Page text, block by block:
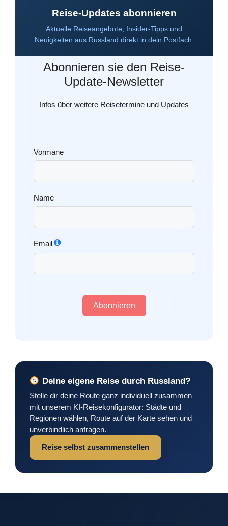
Reise-Updates abonnieren
Aktuelle Reiseangebote, Insider-Tipps und
Neuigkeiten aus Russland direkt in dein Postfach.
Abonnieren sie den Reise-
Update-Newsletter
Infos über weitere Reisetermine und Updates
Vormane
Name
Email
Abonnieren
Deine eigene Reise durch Russland?
Stelle dir deine Route ganz individuell zusammen –
mit unserem KI-Reisekonfigurator: Städte und
Regionen wählen, Route auf der Karte sehen und
unverbindlich anfragen.
Reise selbst zusammenstellen